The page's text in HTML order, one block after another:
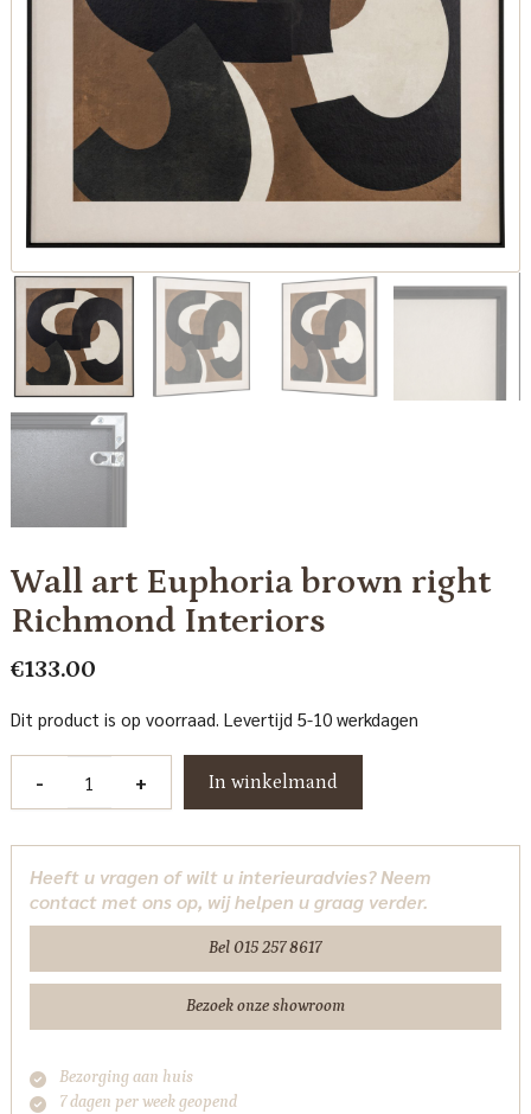
Wall art Euphoria brown right
Richmond Interiors
€133.00
Dit product is op voorraad. Levertijd 5-10 werkdagen
-
brown
right
Richmond
aantal
+ In winkelmand
Heeft u vragen of wilt u interieuradvies? Neem
contact met ons op, wij helpen u graag verder.
Bel 015 257 8617
Bezoek onze showroom
Bezorging aan huis
7 dagen per week geopend